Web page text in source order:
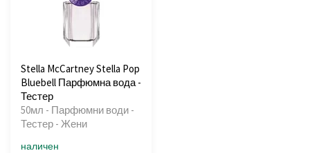
Stella McCartney Stella Pop
Bluebell Парфюмна вода -
Тестер
50мл - Парфюмни води -
Тестер - Жени
наличен